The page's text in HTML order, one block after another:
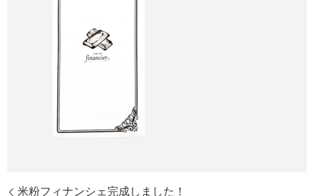
米粉フィナンシェ完成しました！